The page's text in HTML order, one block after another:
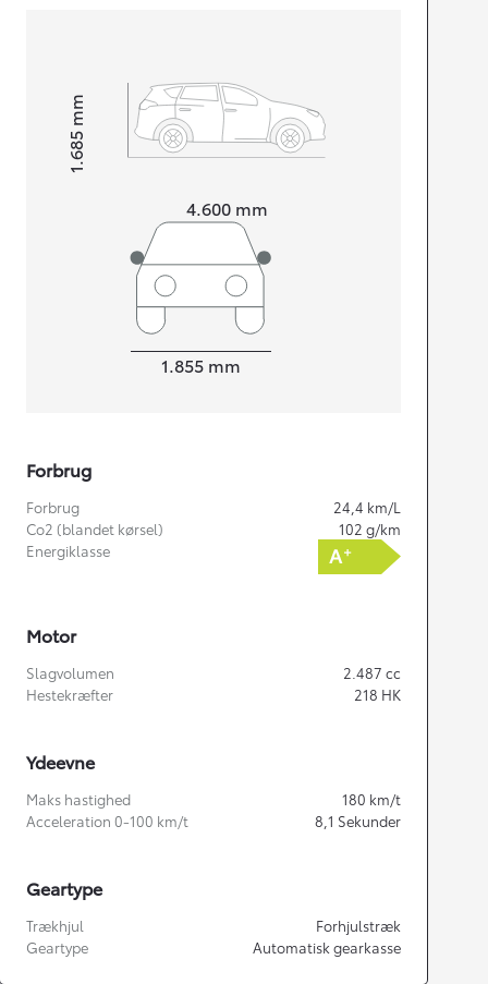
4.600 mm
Højt1.685
mm
1.855 mm
Forbrug
Forbrug 24,4 km/L
Co2 (blandet kørsel)
102 g/km
Energiklasse
Motor
Slagvolumen 2.487 cc
Hestekræfter
218 HK
Ydeevne
Maks hastighed 180 km/t
Acceleration 0-100 km/t
8,1 Sekunder
Geartype
Trækhjul
Forhjulstræk
Geartype
Automatisk gearkasse